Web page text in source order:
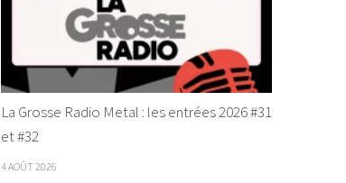
La Grosse Radio Metal : les entrées 2026 #31
et #32
4 AOÛT 2026